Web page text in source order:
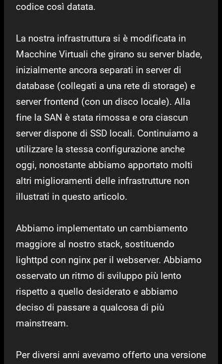
codice così datata.
La nostra infrastruttura si è modificata in
Macchine Virtuali che girano su server blade,
inizialmente ancora separati in server di
database (collegati a una rete di storage) e
server frontend (con un disco locale). Alla
fine la SAN è stata rimossa e ora ciascun
server dispone di SSD locali. Continuiamo a
utilizzare la stessa configurazione anche
oggi, nonostante abbiamo apportato molti
altri miglioramenti delle infrastrutture non
illustrati in questo articolo.
Abbiamo implementato un cambiamento
maggiore al nostro stack, sostituendo
lighttpd con nginx per il webserver. Abbiamo
osservato un ritmo di sviluppo più lento
rispetto a quello desiderato e abbiamo
deciso di passare a qualcosa di più
mainstream.
Per diversi anni avevamo offerto una versione